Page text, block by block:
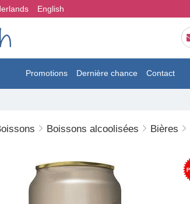
English
Promotions Dernière chance Contact
Boissons alcoolisées Bières